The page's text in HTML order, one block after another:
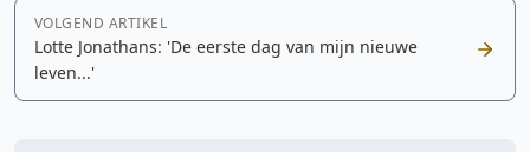
VOLGEND ARTIKEL
Lotte Jonathans: 'De eerste dag van mijn nieuwe
leven...'